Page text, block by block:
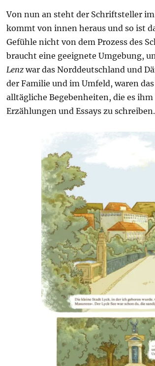
Von nun an steht der Schriftsteller
kommt von innen heraus und so ist
Gefühle nicht von dem Prozess des
braucht eine geeignete Umgebung,
Lenz war das Norddeutschland und
der Familie und im Umfeld, waren
alltägliche Begebenheiten, die es
Erzählungen und Essays zu schreiben.